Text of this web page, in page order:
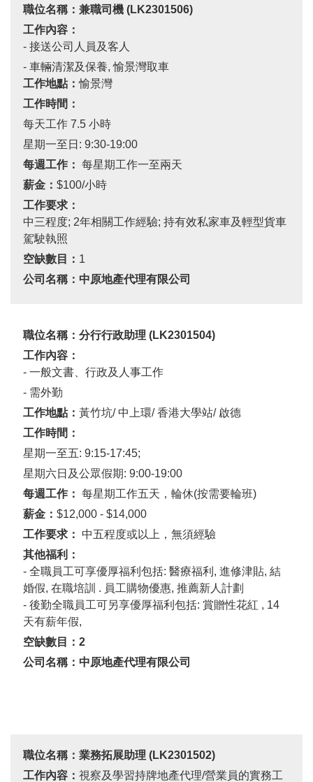
職位名稱：兼職司機 (LK2301506)
工作內容：
- 接送公司人員及客人
- 車輛清潔及保養, 愉景灣取車
工作地點：愉景灣
工作時間：
每天工作 7.5 小時
星期一至日: 9:30-19:00
每週工作： 每星期工作一至兩天
薪金： $100/小時
工作要求：
中三程度; 2年相關工作經驗; 持有效私家車及輕型貨車
駕駛執照
空缺數目： 1
公司名稱：中原地產代理有限公司
職位名稱：分行行政助理 (LK2301504)
工作內容：
- 一般文書、行政及人事工作
- 需外勤
工作地點： 黃竹坑/ 中上環/香港大學站/ 啟德
工作時間：
星期一至五: 9:15-17:45;
星期六日及公眾假期: 9:00-19:00
每週工作： 每星期工作五天，輪休(按需要輪班)
薪金： $12,000 - $14,000
工作要求：
中五程度或以上，無須經驗
其他福利：
- 全職員工可享優厚福利包括: 醫療福利, 進修津貼, 結
婚假, 在職培訓 . 員工購物優惠, 推薦新人計劃
- 後勤全職員工可另享優厚福利包括: 賞贈性花紅 , 14
天有薪年假,
空缺數目： 2
公司名稱：中原地產代理有限公司
職位名稱：業務拓展助理 (LK2301502)
工作內容： 視察及學習持牌地產代理/營業員的實務工